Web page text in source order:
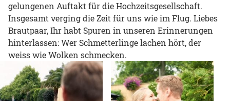
gelungenen Auftakt für die Hochzeitsgesellschaft.
Insgesamt verging die Zeit für uns wie im Flug. Liebes
Brautpaar, Ihr habt Spuren in unseren Erinnerungen
hinterlassen: Wer Schmetterlinge lachen hört, der
weiss wie Wolken schmecken.